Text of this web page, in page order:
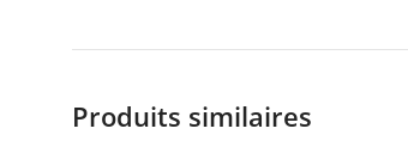
Produits similaires